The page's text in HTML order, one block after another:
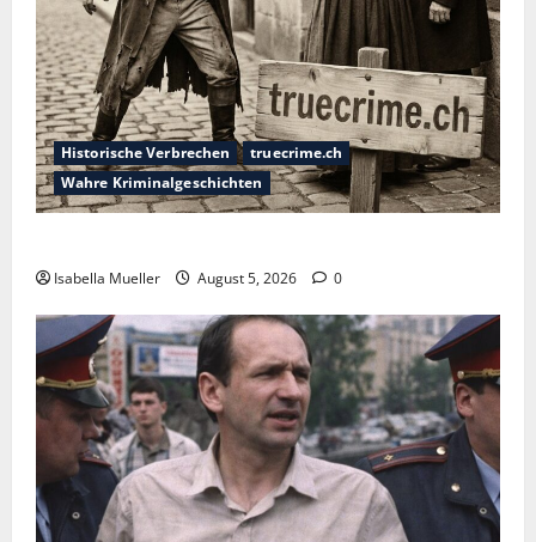
Historische Verbrechen
truecrime.ch
Wahre Kriminalgeschichten
Isabella Mueller August 5, 2026 0